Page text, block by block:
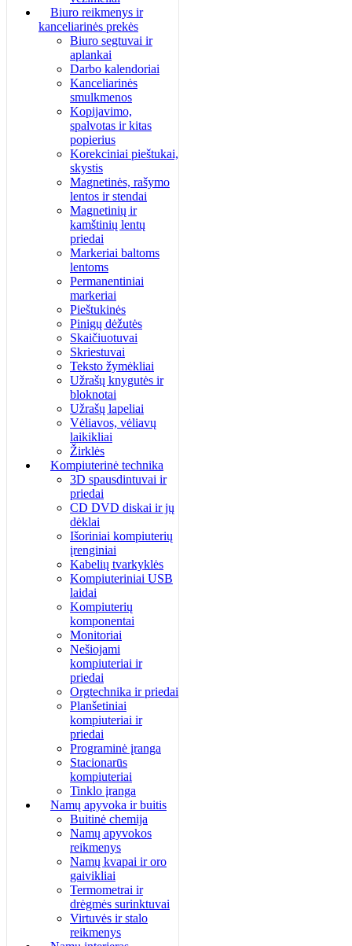
Biuro reikmenys ir
kanceliarinės prekės
Biuro segtuvai ir
aplankai
Darbo kalendoriai
Kanceliarinės
smulkmenos
Kopijavimo,
spalvotas ir kitas
popierius
Korekciniai pieštukai,
skystis
Magnetinės, rašymo
lentos ir stendai
Magnetinių ir
kamštinių lentų
priedai
Markeriai baltoms
lentoms
Permanentiniai
markeriai
Pieštukinės
Pinigų dėžutės
Skaičiuotuvai
Skriestuvai
Teksto žymėkliai
Užrašų knygutės ir
bloknotai
Užrašų lapeliai
Vėliavos, vėliavų
laikikliai
Žirklės
Kompiuterinė technika
3D spausdintuvai ir
priedai
CD DVD diskai ir jų
dėklai
Išoriniai kompiuterių
įrenginiai
Kabelių tvarkyklės
Kompiuteriniai USB
laidai
Kompiuterių
komponentai
Monitoriai
Nešiojami
kompiuteriai ir
priedai
Orgtechnika ir priedai
Planšetiniai
kompiuteriai ir
priedai
Programinė įranga
Stacionarūs
kompiuteriai
Tinklo įranga
Namų apyvoka ir buitis
Buitinė chemija
Namų apyvokos
reikmenys
Namų kvapai ir oro
gaivikliai
Termometrai ir
drėgmės surinktuvai
Virtuvės ir stalo
reikmenys